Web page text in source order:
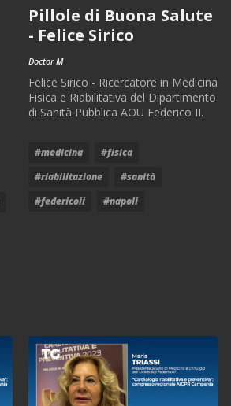
Pillole di Buona Salute
- Felice Sirico
Doctor M
Felice Sirico - Ricercatore in Medicina
Fisica e Riabilitativa del Dipartimento
di Sanità Pubblica AOU Federico II.
#medicina
#fisica
#riabilitazione
#sanità
#federicoii
#napoli